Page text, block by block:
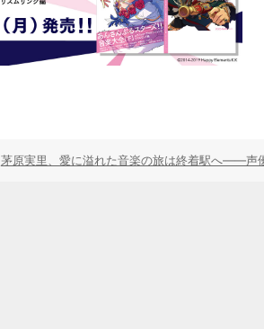
茅原実里、愛に溢れた音楽の旅は終着駅へ――声